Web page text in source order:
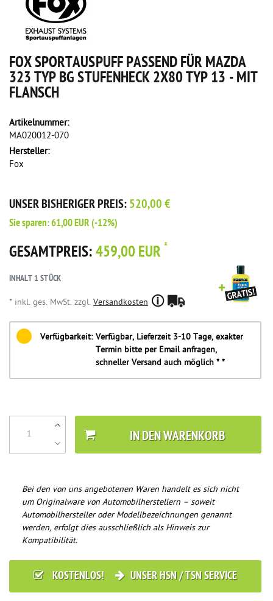
FOX SPORTAUSPUFF PASSEND FÜR MAZDA
323 TYP BG STUFENHECK 2X80 TYP 13 - MIT
FLANSCH
Artikelnummer:
MA020012-070
Hersteller:
Fox
UNSER BISHERIGER PREIS:520,00 €
Sie sparen:61,00 EUR(-12%)
GESAMTPREIS:459,00 EUR *
INHALT 1STÜCK
* inkl. ges. MwSt. zzgl. Versandkosten
Verfügbarkeit: Verfügbar, Lieferzeit 3-10 Tage, exakter
Termin bitte per Email anfragen,
schneller Versand auch möglich * *
IN DEN WARENKORB
Bei den von uns angebotenen Waren handelt es sich nicht
um Originalware von Automobilherstellern – soweit
Automobilhersteller oder Modellbezeichnungen genannt
werden, erfolgt dies ausschließlich als Hinweis zur
Kompatibilität.
KOSTENLOS! UNSER HSN / TSN SERVICE